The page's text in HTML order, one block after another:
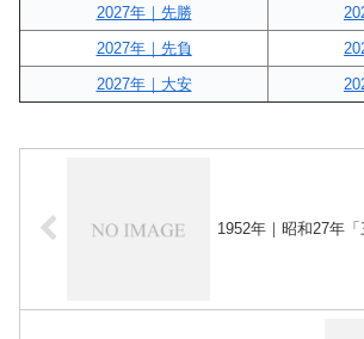
2027年｜先勝
2027年｜先負
2027年｜大安
1952年｜昭和27年